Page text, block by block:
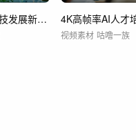
科技科技产业科技发展新质生产力科技生产
视频素材 咕噜一族